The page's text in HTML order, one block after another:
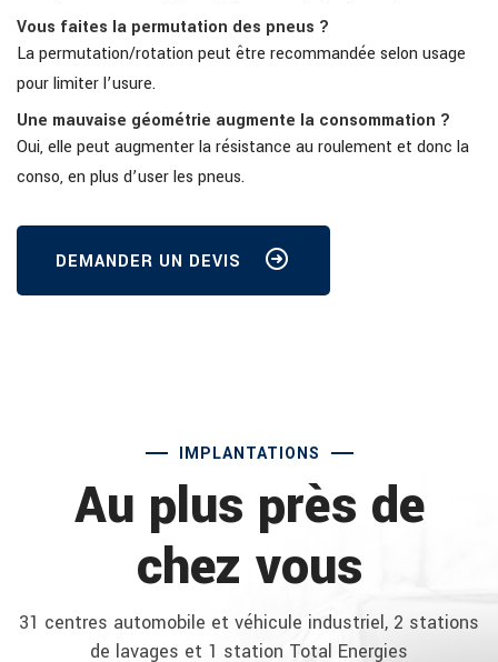
Vous faites la permutation des pneus ?
La permutation/rotation peut être recommandée selon usage
pour limiter l’usure.
Une mauvaise géométrie augmente la consommation ?
Oui, elle peut augmenter la résistance au roulement et donc la
conso, en plus d’user les pneus.
DEMANDER UN DEVIS
IMPLANTATIONS
Au plus près de
chez vous
31 centres automobile et véhicule industriel, 2 stations
de lavages et 1 station Total Energies